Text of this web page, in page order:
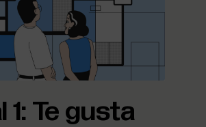
1: Te gusta